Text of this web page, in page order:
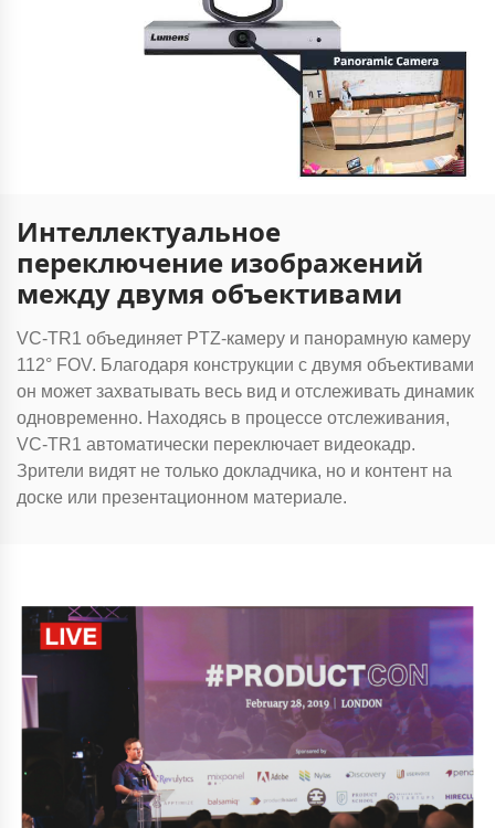
Интеллектуальное
переключение изображений
между двумя объективами
VC-TR1 объединяет PTZ-камеру и панорамную камеру
112° FOV. Благодаря конструкции с двумя объективами
он может захватывать весь вид и отслеживать динамик
одновременно. Находясь в процессе отслеживания,
VC-TR1 автоматически переключает видеокадр.
Зрители видят не только докладчика, но и контент на
доске или презентационном материале.